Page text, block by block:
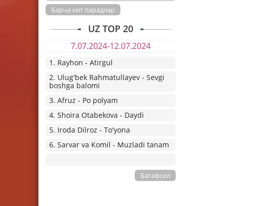
Барча хит парадлар
UZ TOP 20
7.07.2024-12.07.2024
1. Rayhon - Atirgul
2. Ulug'bek Rahmatullayev - Sevgi
boshga balomi
3. Afruz - Po polyam
4. Shoira Otabekova - Daydi
5. Iroda Dilroz - To'yona
6. Sarvar va Komil - Muzladi tanam
Батафсил